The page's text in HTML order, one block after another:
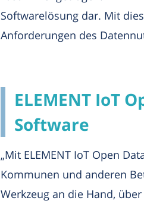
Softwarelösung dar. Mit
Anforderungen des
ELEMENT IoT
Software
„Mit ELEMENT IoT Open
Kommunen und anderen
Werkzeug an die Hand,